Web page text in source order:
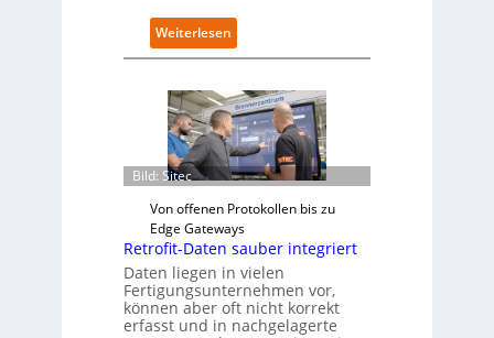
l
e
n
t
i
e
r
u
n
g
a
n
“
Weiterlesen:
E
K
o
m
m
i
s
s
i
o
n
s
t
Bild: Sitec
Von offenen Protokollen bis zu
Edge Gateways
Retrofit-Daten sauber integriert
Daten liegen in vielen
Fertigungsunternehmen vor,
können aber oft nicht korrekt
erfasst und in nachgelagerte